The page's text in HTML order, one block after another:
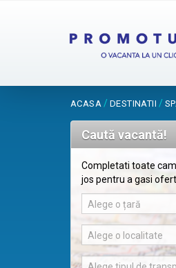
ACASA / DESTINATII /
Caută vacantă!
Completati toate
jos pentru a gasi
Alege o țară
Alege o localitate